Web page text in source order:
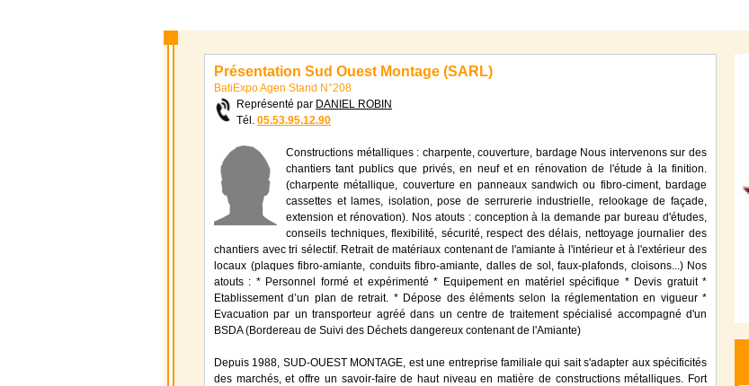
Présentation Sud Ouest Montage (SARL)
BatiExpo Agen Stand N°208
Représenté par DANIEL ROBIN
Tél. 05.53.95.12.90
Constructions métalliques : charpente, couverture, bardage Nous intervenons sur des
chantiers tant publics que privés, en neuf et en rénovation de l'étude à la finition.
(charpente métallique, couverture en panneaux sandwich ou fibro-ciment, bardage
cassettes et lames, isolation, pose de serrurerie industrielle, relookage de façade,
extension et rénovation). Nos atouts : conception à la demande par bureau d'études,
conseils techniques, flexibilité, sécurité, respect des délais, nettoyage journalier des
chantiers avec tri sélectif. Retrait de matériaux contenant de l'amiante à l'intérieur et à l'extérieur des
locaux (plaques fibro-amiante, conduits fibro-amiante, dalles de sol, faux-plafonds, cloisons...) Nos
atouts : * Personnel formé et expérimenté * Equipement en matériel spécifique * Devis gratuit *
Etablissement d’un plan de retrait. * Dépose des éléments selon la réglementation en vigueur *
Evacuation par un transporteur agréé dans un centre de traitement spécialisé accompagné d'un
BSDA (Bordereau de Suivi des Déchets dangereux contenant de l'Amiante)
Depuis 1988, SUD-OUEST MONTAGE, est une entreprise familiale qui sait s'adapter aux spécificités
des marchés, et offre un savoir-faire de haut niveau en matière de constructions métalliques. Fort